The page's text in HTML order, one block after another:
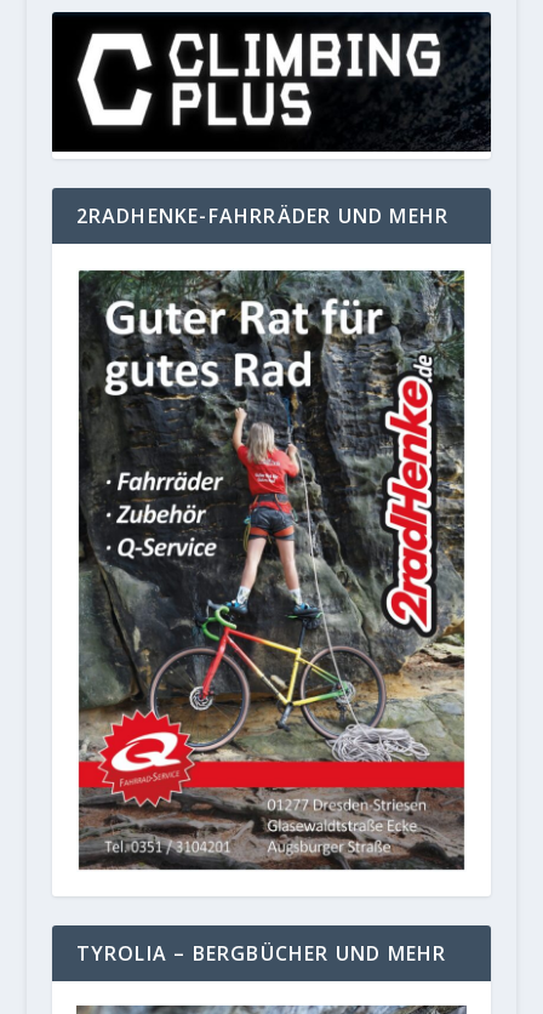
2RADHENKE-FAHRRÄDER UND MEHR
TYROLIA – BERGBÜCHER UND MEHR